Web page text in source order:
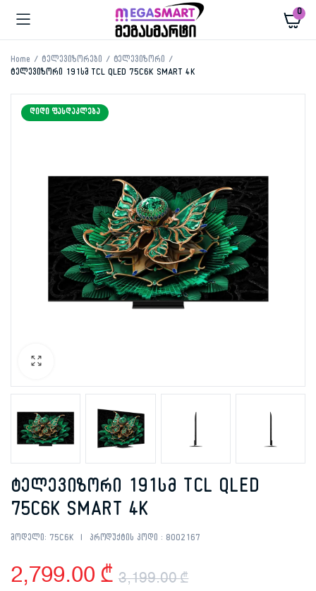
0
Home ტელევიზორები
ტელევიზორი
ტელევიზორი 191სმ TCL QLED 75C6K SMART 4K
ᲓᲘᲓᲘ ᲤᲐᲡᲓᲐᲙᲚᲔᲑᲐ
ტელევიზორი 191სმ TCL QLED
75C6K SMART 4K
მოდელი: 75C6K პროდუქტის კოდი : 8002167
3,199.00₾
2,799.00 ₾